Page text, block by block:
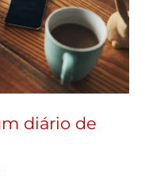
diário de